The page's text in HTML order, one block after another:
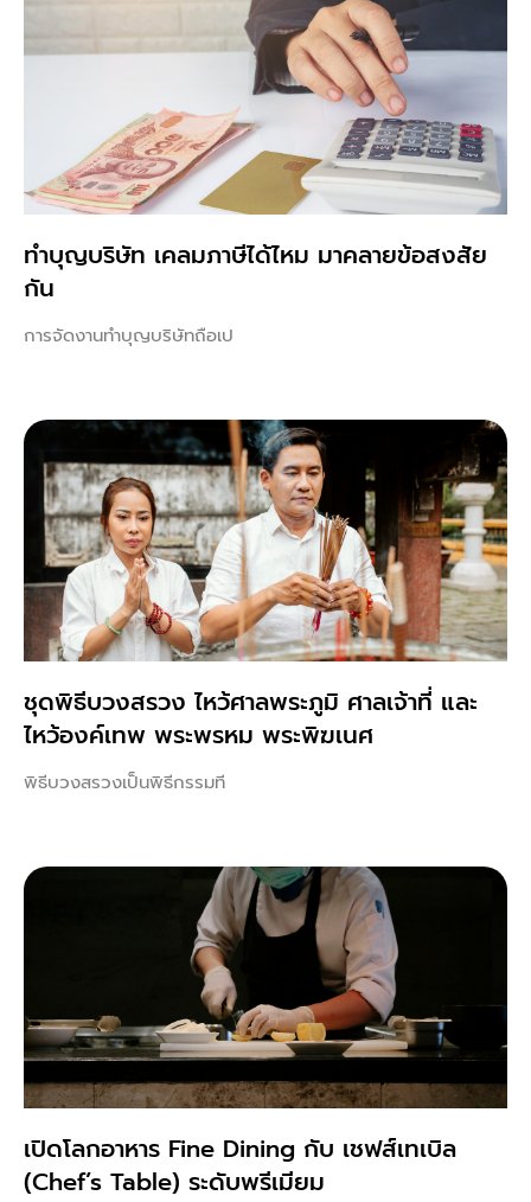
ทําบุญบริษัท เคลมภาษีได้ไหม มาคลายข้อสงสัย
กัน
การจัดงานทำบุญบริษัทถือเป
ชุดพิธีบวงสรวง ไหว้ศาลพระภูมิ ศาลเจ้าที่ และ
ไหว้องค์เทพ พระพรหม พระพิฆเนศ
พิธีบวงสรวงเป็นพิธีกรรมที
เปิดโลกอาหาร Fine Dining กับ เชฟส์เทเบิล
(Chef’s Table) ระดับพรีเมียม